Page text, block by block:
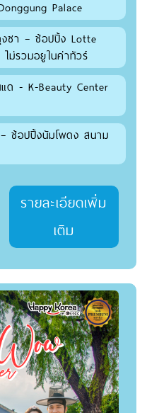
Palace
ซา – ช้อปปิ้ง Lotte
รวมอยูในค่าทัวร์
ด - K-Beauty Center
ช้อปปิ้งนัมโพดง สนาม
รายละเอียดเพิ่ม
เติม